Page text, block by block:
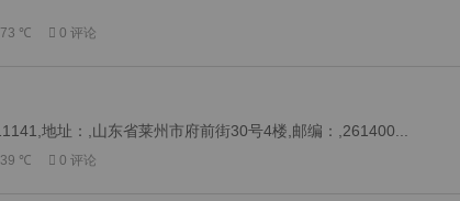
℃ 0 评论
地址：,山东省莱州市府前街30号4楼,邮编：,261400...
℃ 0 评论